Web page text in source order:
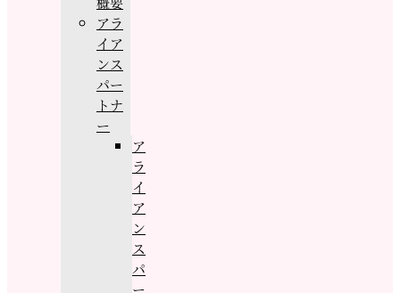
アラ
イア
ンス
パー
トナ
ー
ア
ラ
イ
ア
ン
ス
パ
ー